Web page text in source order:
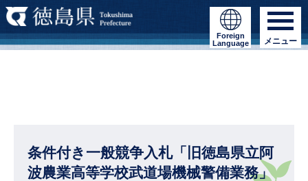
Foreign
Language
メニュー
条件付き一般競争入札「旧徳島県立阿
波農業高等学校武道場機械警備業務」